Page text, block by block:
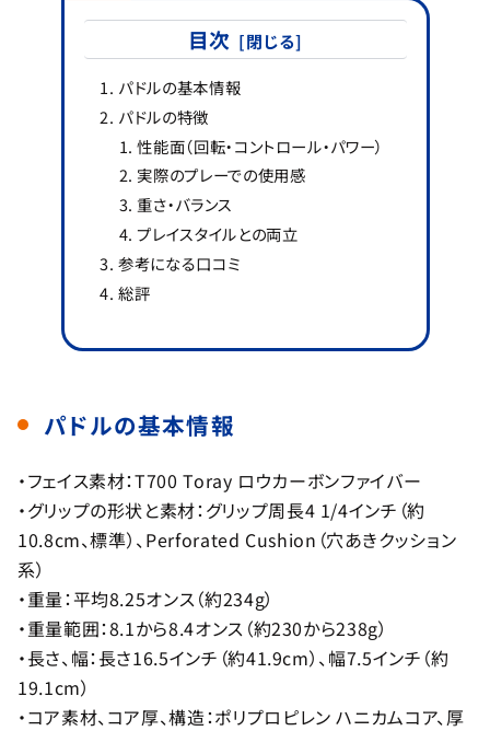
目次
パドルの基本情報
パドルの特徴
性能面（回転・コントロール・パワー）
実際のプレーでの使用感
重さ・バランス
プレイスタイルとの両立
参考になる口コミ
総評
パドルの基本情報
・フェイス素材：T700 Toray ロウカーボンファイバー
・グリップの形状と素材：グリップ周長4 1/4インチ（約
10.8cm、標準）、Perforated Cushion（穴あきクッション
系）
・重量：平均8.25オンス（約234g）
・重量範囲：8.1から8.4オンス（約230から238g）
・長さ、幅：長さ16.5インチ（約41.9cm）、幅7.5インチ（約
19.1cm）
・コア素材、コア厚、構造：ポリプロピレン ハニカムコア、厚